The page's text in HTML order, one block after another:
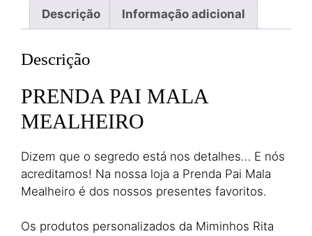
Descrição Informação adicional
Descrição
PRENDA PAI MALA
MEALHEIRO
Dizem que o segredo está nos detalhes… E nós
acreditamos! Na nossa loja a Prenda Pai Mala
Mealheiro é dos nossos presentes favoritos.
Os produtos personalizados da Miminhos Rita